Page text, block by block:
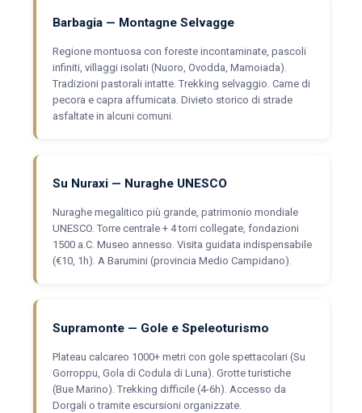
Barbagia — Montagne Selvagge
Regione montuosa con foreste incontaminate, pascoli
infiniti, villaggi isolati (Nuoro, Ovodda, Mamoiada).
Tradizioni pastorali intatte. Trekking selvaggio. Carne di
pecora e capra affumicata. Divieto storico di strade
asfaltate in alcuni comuni.
Su Nuraxi — Nuraghe UNESCO
Nuraghe megalitico più grande, patrimonio mondiale
UNESCO. Torre centrale + 4 torri collegate, fondazioni
1500 a.C. Museo annesso. Visita guidata indispensabile
(€10, 1h). A Barumini (provincia Medio Campidano).
Supramonte — Gole e Speleoturismo
Plateau calcareo 1000+ metri con gole spettacolari (Su
Gorroppu, Gola di Codula di Luna). Grotte turistiche
(Bue Marino). Trekking difficile (4-6h). Accesso da
Dorgali o tramite escursioni organizzate.